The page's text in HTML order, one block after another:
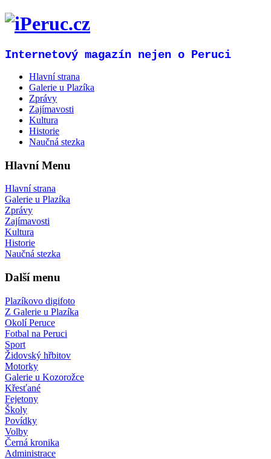
Internetový magazín nejen o Peruci
Hlavní strana
Galerie u Plazíka
Zprávy
Zajímavosti
Kultura
Historie
Naučná stezka
Hlavní Menu
Hlavní strana
Galerie u Plazíka
Zprávy
Zajímavosti
Kultura
Historie
Naučná stezka
Další menu
Plazíkovo digifoto
Z Galerie u Plazíka
Okolí Peruce
Fotbal na Peruci
Sport
Židovský hřbitov
Motorky
Galerie u Kozorožce
Křesťané
Fejetony
Školy
Povídky
Volby
Černá kronika
Administrace